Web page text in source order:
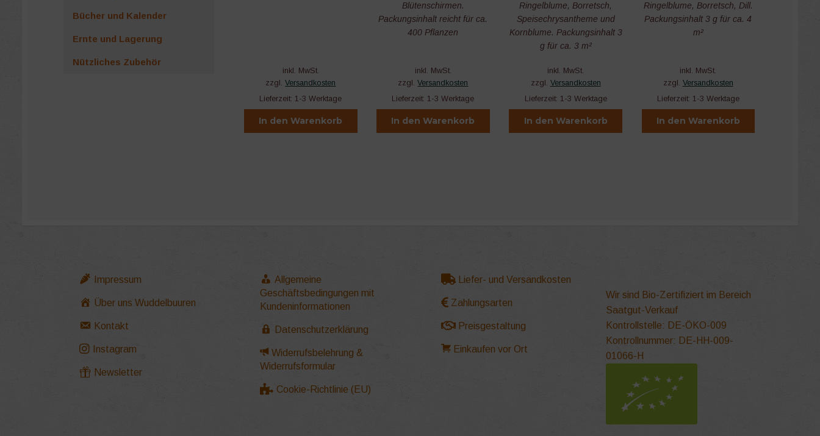
inkl. MwSt.
zzgl.Versandkosten
Lieferzeit: 1-3 Werktage
In den Warenkorb
Blütenschirmen.
Packungsinhalt reicht für ca.
400 Pflanzen
inkl. MwSt.
zzgl.Versandkosten
Lieferzeit: 1-3 Werktage
In den Warenkorb
Ringelblume, Borretsch,
Speisechrysantheme und
Kornblume. Packungsinhalt 3
g für ca. 3 m²
inkl. MwSt.
zzgl. Versandkosten
Lieferzeit: 1-3 Werktage
In den Warenkorb
Ringelblume, Borretsch, Dill.
Packungsinhalt 3 g für ca. 4
m²
inkl. MwSt.
zzgl. Versandkosten
Lieferzeit: 1-3 Werktage
In den Warenkorb
Bücher und Kalender
Ernte und Lagerung
Nützliches Zubehör
Impressum
Über uns Wuddelbuuren
Kontakt
Instagram
Newsletter
Allgemeine
Geschäftsbedingungen mit
Kundeninformationen
Datenschutzerklärung
Widerrufsbelehrung &
Widerrufsformular
Cookie-Richtlinie (EU)
Liefer- und Versandkosten
Zahlungsarten
Preisgestaltung
Einkaufen vor Ort
Wir sind Bio-Zertifiziert im Bereich
Saatgut-Verkauf
Kontrollstelle: DE-ÖKO-009
Kontrollnummer: DE-HH-009-
01066-H